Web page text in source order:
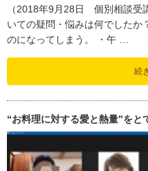
（2018年9月28日 個別相談受
いての疑問・悩みは何でしたか
のになってしまう。 ・午 …
続
“お料理に対する愛と熱量”をと